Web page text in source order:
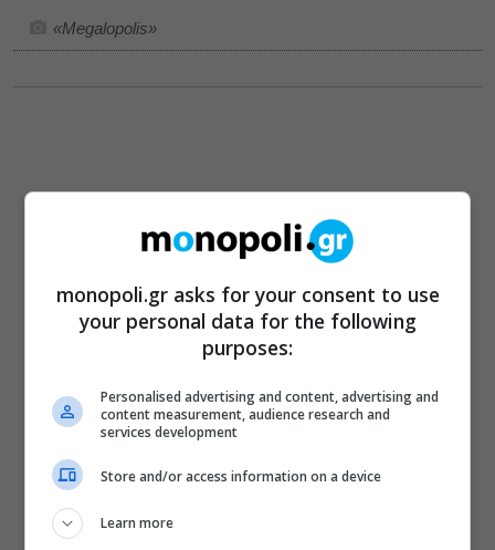
«Megalopolis»
monopoli.gr asks for your consent to use
your personal data for the following
purposes:
Personalised advertising and content, advertising and
content measurement, audience research and
services development
Store and/or access information on a device
Learn more